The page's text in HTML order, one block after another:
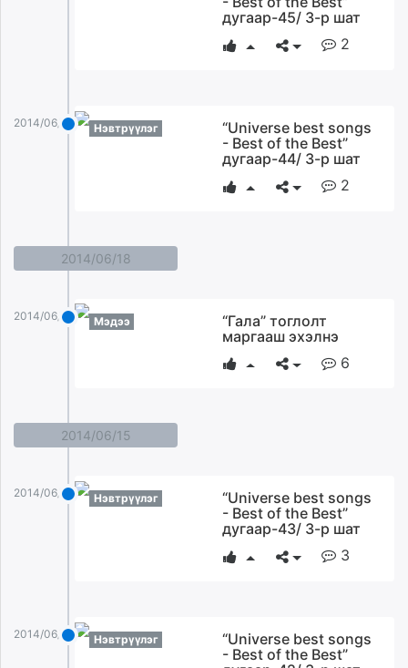
дугаар-45/ 3-р шат
2
2014/06/19 Нэвтрүүлэг
“Universe best songs
- Best of the Best”
дугаар-44/ 3-р шат
2
2014/06/18
2014/06/18 Мэдээ
“Гала” тоглолт
маргааш эхэлнэ
6
2014/06/15
2014/06/15 Нэвтрүүлэг
“Universe best songs
- Best of the Best”
дугаар-43/ 3-р шат
3
2014/06/15 Нэвтрүүлэг
“Universe best songs
- Best of the Best”